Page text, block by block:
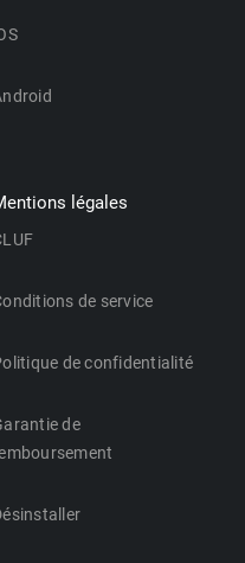
légales
de service
de confidentialité
de